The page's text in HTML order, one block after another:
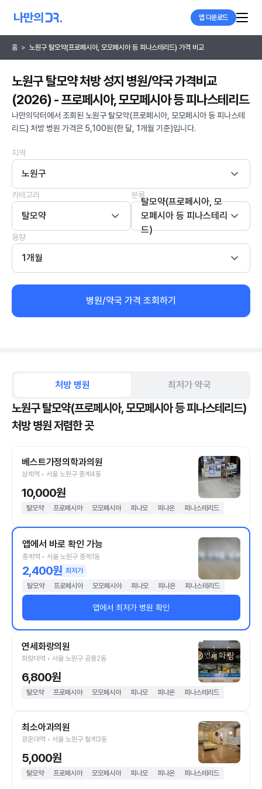
앱 다운로드
홈 > 노원구 탈모약(프로페시아, 모모페시아 등 피나스테리드) 가격 비교
노원구 탈모약 처방 성지 병원/약국 가격비교
(2026) - 프로페시아, 모모페시아 등 피나스테리드
나만의닥터에서 조회된 노원구 탈모약(프로페시아, 모모페시아 등 피나스테
리드) 처방 병원 가격은 5,100원(한 달, 1개월 기준)입니다.
지역
노원구
카테고리
탈모약
분류
탈모약(프로페시아, 모
모페시아 등 피나스테리
드)
용량
1개월
병원/약국 가격 조회하기
처방 병원 최저가 약국
노원구 탈모약(프로페시아, 모모페시아 등 피나스테리드)
처방 병원 저렴한 곳
베스트가정의학과의원
상계역 • 서울 노원구 중계4동
10,000원
탈모약 프로페시아 모모페시아 피나모 피나온 피나스테리드
앱에서 바로 확인 가능
중계역 • 서울 노원구 중계1동
2,400원 최저가
탈모약
프로페시아 모모페시아 피나모 피나온 피나스테리드
앱에서 최저가 병원 확인
연세화랑의원
화랑대역 • 서울 노원구 공릉2동
6,800원
탈모약 프로페시아 모모페시아 피나모 피나온 피나스테리드
최소아과의원
광운대역 • 서울 노원구 월계3동
5,000원
탈모약 프로페시아 모모페시아 피나모 피나온 피나스테리드